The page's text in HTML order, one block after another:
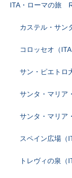
ITA・ローマの旅
カステル・サン
コロッセオ（ITA
サン・ピエトロ
サンタ・マリア
サンタ・マリア
スペイン広場（
トレヴィの泉（